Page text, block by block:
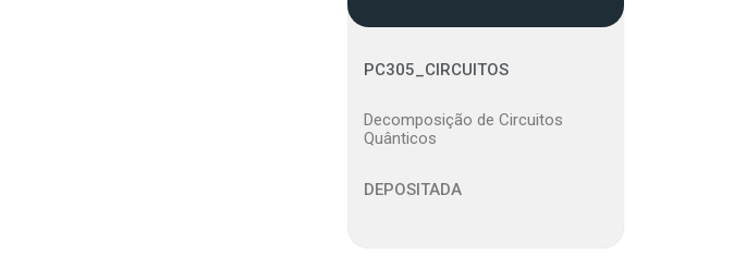
PC305_CIRCUITOS
Decomposição de Circuitos
Quânticos
DEPOSITADA